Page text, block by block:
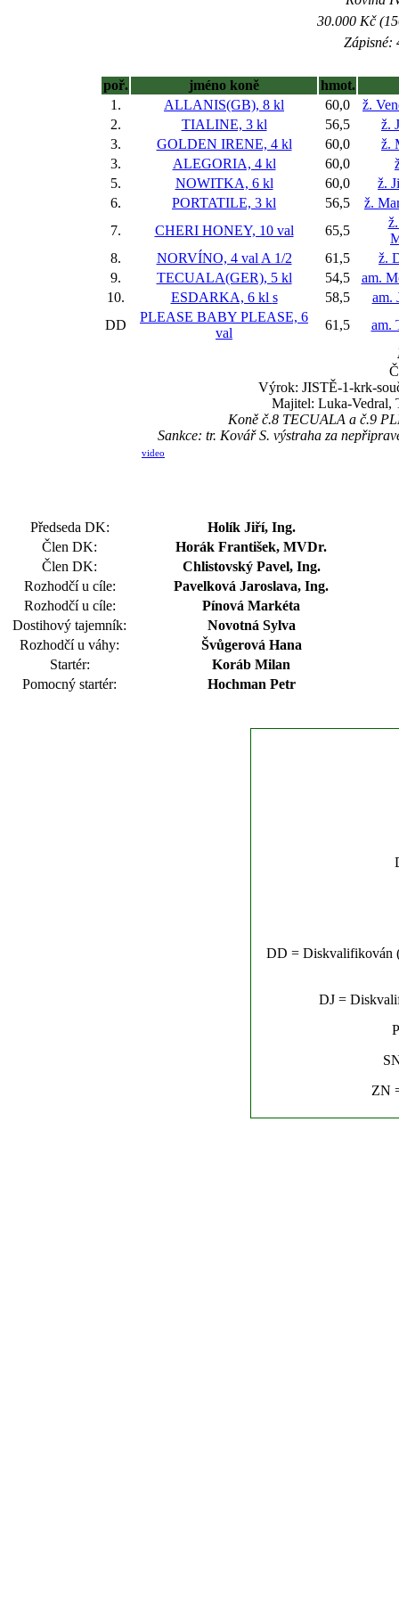
30.000 Kč
Zápisné:
poř. jméno koně
hmot.
1.
ALLANIS(GB), 8 kl 60,0
ž.
2.
TIALINE, 3 kl 56,5
ž.
3.
GOLDEN IRENE, 4 kl 60,0
ž.
3.
ALEGORIA, 4 kl 60,0
5.
NOWITKA, 6 kl 60,0
ž.
6.
PORTATILE, 3 kl 56,5
ž.
7.
CHERI HONEY, 10 val 65,5
8.
NORVÍNO, 4 val A 1/2 61,5
ž.
9.
TECUALA(GER), 5 kl 54,5
am.
10.
ESDARKA, 6 kl s 58,5
am.
DD
PLEASE BABY PLEASE, 6
val
61,5
am.
Výrok: JISTĚ-1-krk-
Majitel: Luka-Vedral,
Koně č.8 TECUALA a č.9
Sankce: tr. Kovář S. výstraha za
video
Předseda DK:
Holík Jiří, Ing.
Člen DK:
Horák František, MVDr.
Člen DK:
Chlistovský Pavel, Ing.
Rozhodčí u cíle:
Pavelková Jaroslava, Ing.
Rozhodčí u cíle:
Pínová Markéta
Dostihový tajemník:
Novotná Sylva
Rozhodčí u váhy:
Švůgerová Hana
Startér:
Koráb Milan
Pomocný startér:
Hochman Petr
DD = Diskvalifikován
DJ =
ZN